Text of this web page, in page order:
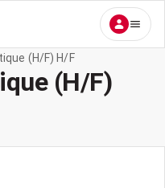
(H/F) H/F
(H/F)